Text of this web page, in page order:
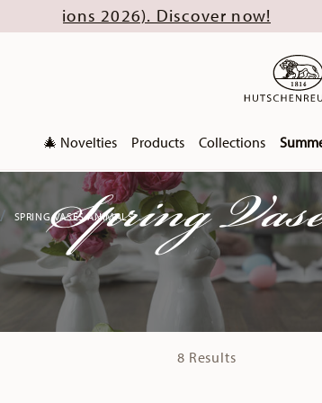
now!
🎄 Novelties Products Collections
SPRING VASES ANIMALS
Spring
8 Results